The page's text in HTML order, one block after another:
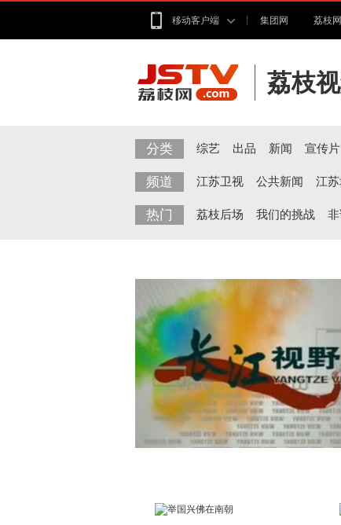
移动客户端 集团网 荔枝网
荔枝
分类 综艺 出品 新闻 宣传片
频道 江苏卫视 公共新闻 江
热门 荔枝后场 我们的挑战